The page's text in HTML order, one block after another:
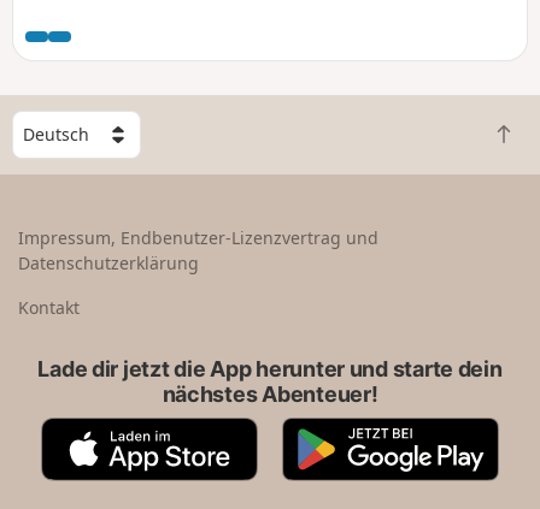
W
ä
h
e
n
Z
u
Impressum, Endbenutzer-Lizenzvertrag und
Datenschutzerklärung
Kontakt
Lade dir jetzt die App herunter und starte dein
nächstes Abenteuer!
A
p
G
o